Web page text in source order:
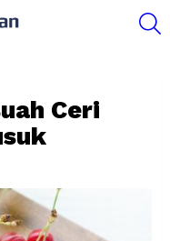
Ceri